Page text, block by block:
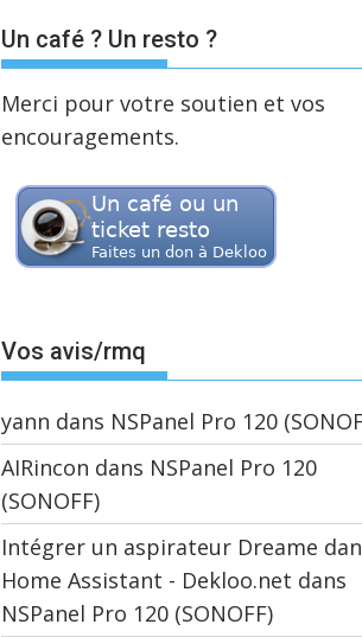
Un café ? Un resto ?
Merci pour votre soutien et vos
encouragements.
Vos avis/rmq
yann dans NSPanel Pro 120
AIRincon dans NSPanel Pro 120
(SONOFF)
Intégrer un aspirateur Dreame
Home Assistant - Dekloo.net dans
NSPanel Pro 120 (SONOFF)